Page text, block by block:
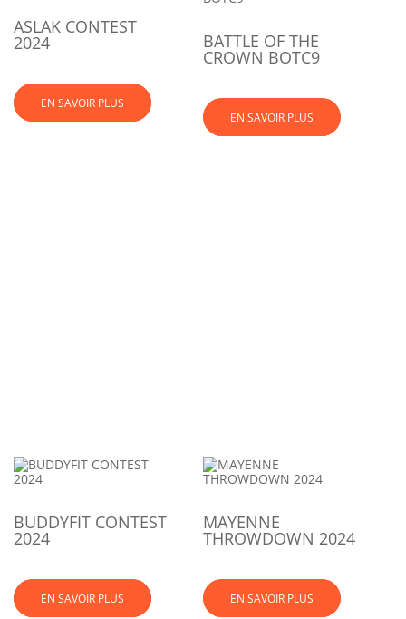
ASLAK CONTEST
2024
EN SAVOIR PLUS
BATTLE OF THE
CROWN BOTC9
EN SAVOIR PLUS
BUDDYFIT CONTEST
2024
EN SAVOIR PLUS
MAYENNE
THROWDOWN 2024
EN SAVOIR PLUS